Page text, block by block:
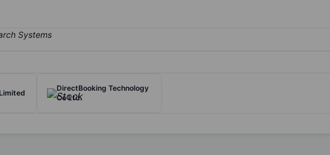
DirectBooking Technology
Co Ltd.